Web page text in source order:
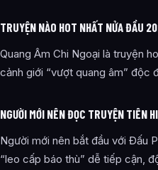
TRUYỆN NÀO HOT NHẤT NỬA ĐẦU
Quang Âm Chi Ngoại là truyện
cảnh giới “vượt quang âm” độc
NGƯỜI MỚI NÊN ĐỌC TRUYỆN TIÊN
Người mới nên bắt đầu với Đấu
“leo cấp báo thù” dễ tiếp cận,